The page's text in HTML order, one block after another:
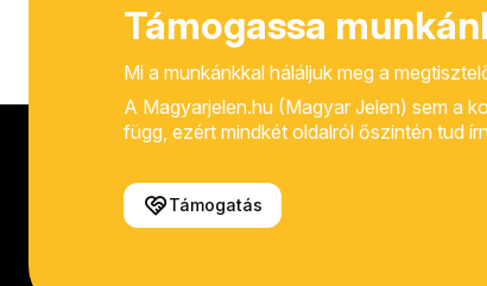
Támogassa
Mi a munkánkkal háláljuk meg a
A Magyarjelen.hu (Magyar Jelen) sem a
függ, ezért mindkét oldalról őszintén tud
Támogatás